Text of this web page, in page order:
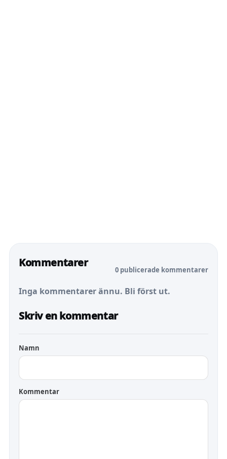
Kommentarer
0 publicerade kommentarer
Inga kommentarer ännu. Bli först ut.
Skriv en kommentar
Namn
Kommentar